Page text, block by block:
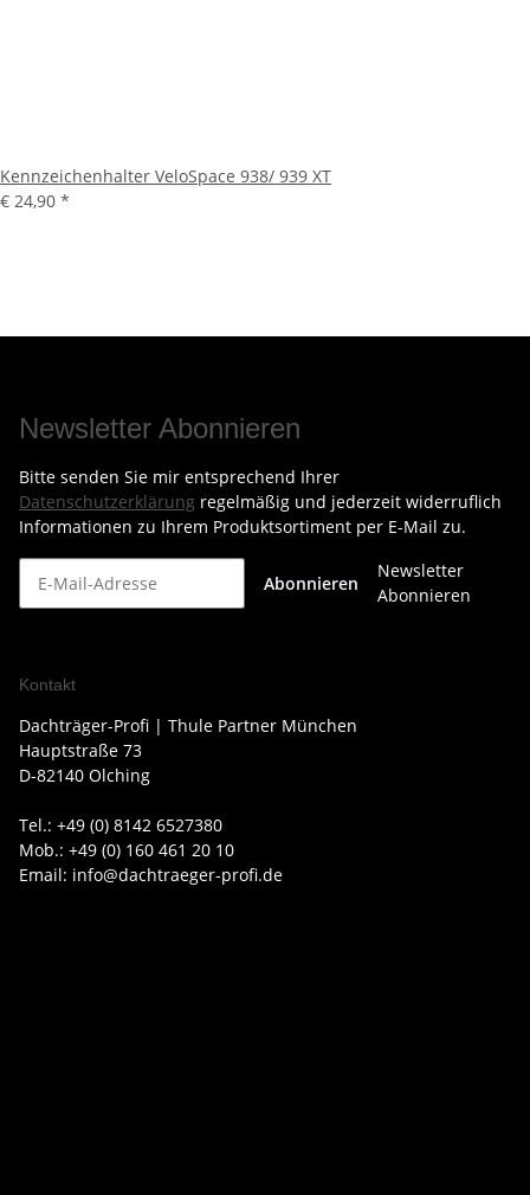
Kennzeichenhalter VeloSpace 938/ 939 XT
€ 24,90 *
Newsletter Abonnieren
Bitte senden Sie mir entsprechend Ihrer
Datenschutzerklärung regelmäßig und jederzeit widerruflich
Informationen zu Ihrem Produktsortiment per E-Mail zu.
Abonnieren
Newsletter
Abonnieren
Kontakt
Dachträger-Profi | Thule Partner München
Hauptstraße 73
D-82140 Olching
Tel.: +49 (0) 8142 6527380
Mob.: +49 (0) 160 461 20 10
Email: info@dachtraeger-profi.de